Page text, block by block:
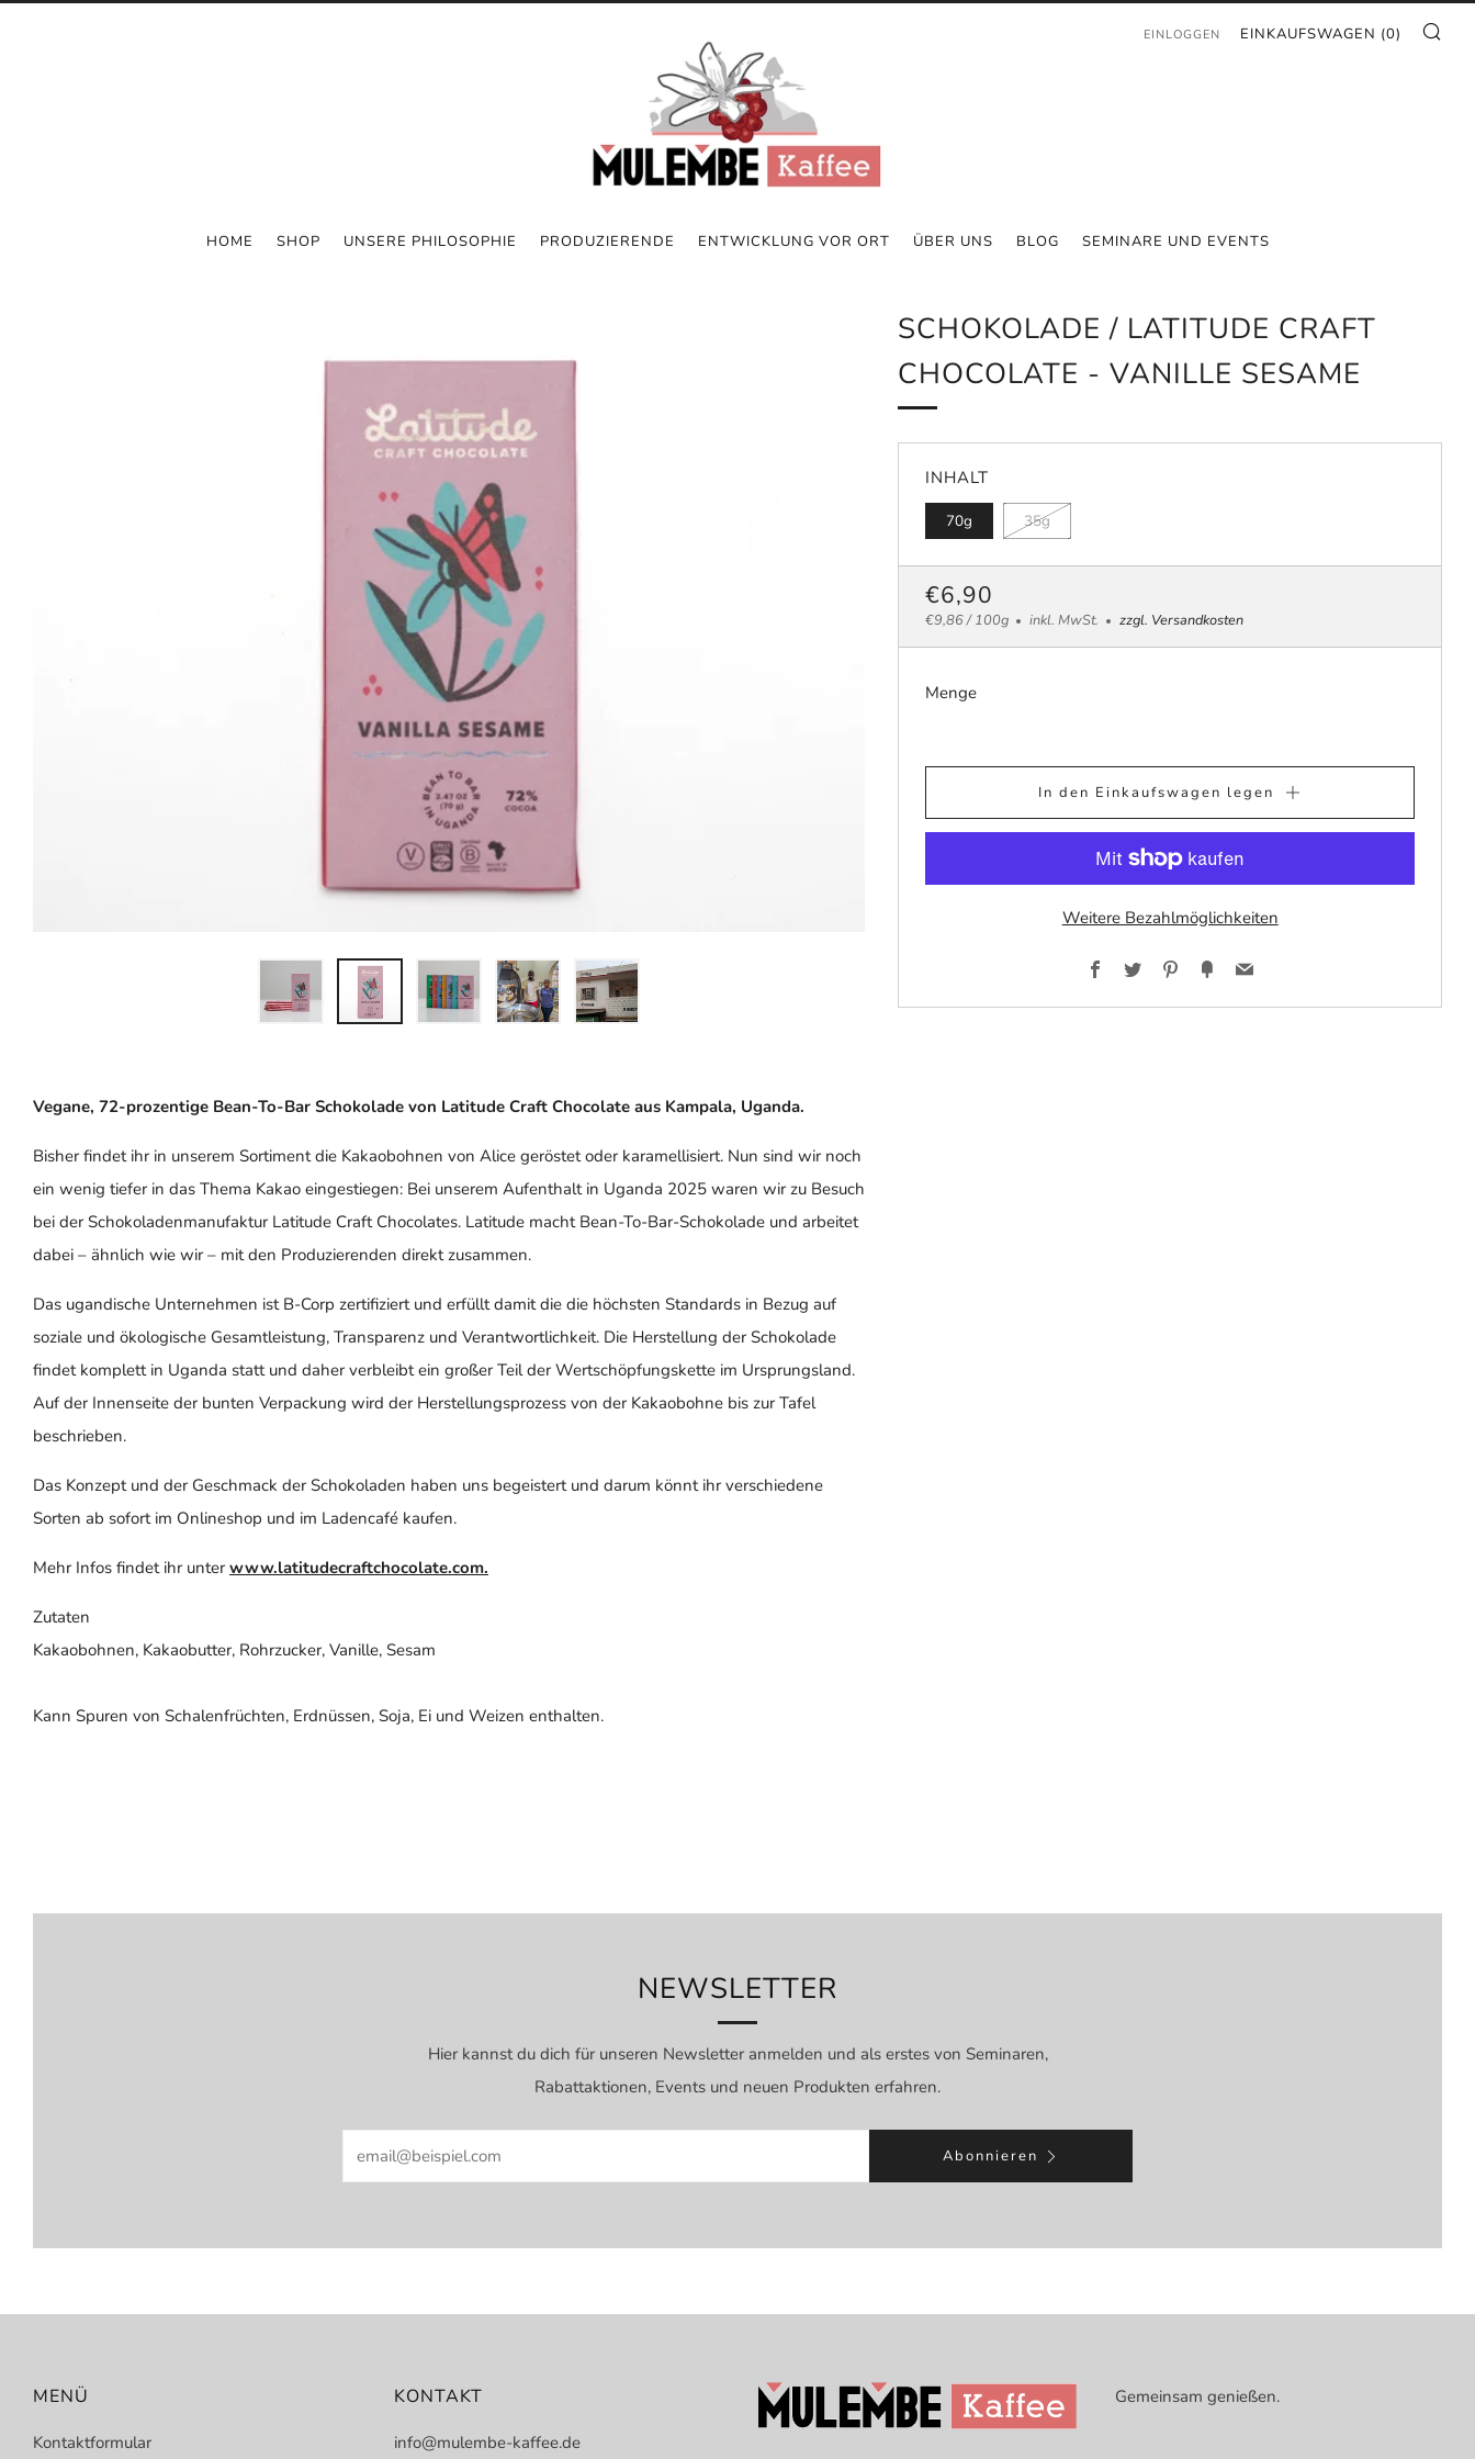
HOME SHOP UNSERE PHILOSOPHIE PRODUZIERENDE ENTWICKLUNG VOR ORT ÜBER UNS BLOG SEMINARE UND EVENTS
EINLOGGEN EINKAUFSWAGEN (0)
SCHOKOLADE / LATITUDE CRAFT
CHOCOLATE - VANILLE SESAME
INHALT
70g 35g
NORMALER
PREIS
€6,90
Einzelpreis
€9,86/pro
100g inkl. MwSt. zzgl. Versandkosten
Menge
In den Einkaufswagen legen
Weitere Bezahlmöglichkeiten
Facebook
TwitterPinterest
FancyEmail
Vegane, 72-prozentige Bean-To-Bar Schokolade von Latitude Craft Chocolate aus Kampala, Uganda.
Bisher findet ihr in unserem Sortiment die Kakaobohnen von Alice geröstet oder karamellisiert. Nun sind wir noch
ein wenig tiefer in das Thema Kakao eingestiegen: Bei unserem Aufenthalt in Uganda 2025 waren wir zu Besuch
bei der Schokoladenmanufaktur Latitude Craft Chocolates. Latitude macht Bean-To-Bar-Schokolade und arbeitet
dabei – ähnlich wie wir – mit den Produzierenden direkt zusammen.
Das ugandische Unternehmen ist B-Corp zertifiziert und erfüllt damit die die höchsten Standards in Bezug auf
soziale und ökologische Gesamtleistung, Transparenz und Verantwortlichkeit. Die Herstellung der Schokolade
findet komplett in Uganda statt und daher verbleibt ein großer Teil der Wertschöpfungskette im Ursprungsland.
Auf der Innenseite der bunten Verpackung wird der Herstellungsprozess von der Kakaobohne bis zur Tafel
beschrieben.
Das Konzept und der Geschmack der Schokoladen haben uns begeistert und darum könnt ihr verschiedene
Sorten ab sofort im Onlineshop und im Ladencafé kaufen.
Mehr Infos findet ihr unterwww.latitudecraftchocolate.com.
Zutaten
Kakaobohnen, Kakaobutter, Rohrzucker, Vanille, Sesam
Kann Spuren von Schalenfrüchten, Erdnüssen, Soja, Ei und Weizen enthalten.
NEWSLETTER
Hier kannst du dich für unseren Newsletter anmelden und als erstes von Seminaren,
Rabattaktionen, Events und neuen Produkten erfahren.
Abonnieren
MENÜ
Kontaktformular
KONTAKT
info@mulembe-kaffee.de
Gemeinsam genießen.